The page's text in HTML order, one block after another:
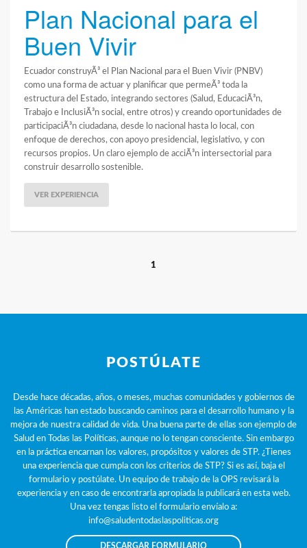
Plan Nacional para el
Buen Vivir
Ecuador construyÃ³ el Plan Nacional para el Buen Vivir (PNBV)
como una forma de actuar y planificar que permeÃ³ toda la
estructura del Estado, integrando sectores (Salud, EducaciÃ³n,
Trabajo e InclusiÃ³n social, entre otros) y creando oportunidades de
participaciÃ³n ciudadana, desde lo nacional hasta lo local, con
enfoque de derechos, con apoyo presidencial, legislativo, y con
recursos propios. Un claro ejemplo de acciÃ³n intersectorial para
construir desarrollo sostenible.
VER EXPERIENCIA
1
POSTÚLATE
Desde hace décadas, años, o meses, muchas comunidades y gobiernos de
las Américas han estado buscando caminos para el desarrollo humano y la
mejora de nuestra calidad de vida. Una buena parte de ellas son ejemplo de
Salud en Todas las Políticas, aunque no lo tengan consciente. Sin embargo
en la práctica encarnan los valores, propósitos y valores de STP. ¿Tienes
una experiencia que cumpla con los criterios de STP? Si es así, baja el
formulario y postúlate. Un equipo de trabajo de la OPS revisará la
experiencia y en caso de encontrarla apropiada la publicará en esta web.
Una vez tengas listo el formulario envíalo a:
info@saludentodaslaspoliticas.org
DESCARGAR FORMULARIO